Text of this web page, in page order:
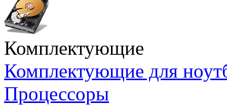
Комплектующие
Комплектующие для
Процессоры